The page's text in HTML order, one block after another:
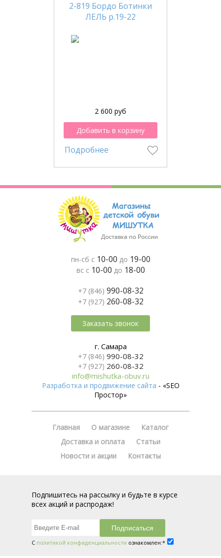
2-819 Бордо Ботинки
ЛЕЛЬ р.19-22
2 600 руб
Добавить в корзину
Подробнее
пн-сб с 10-00 до 19-00
вс с 10-00 до 18-00
+7 (846) 990-08-32
+7 (927) 260-08-32
Заказать звонок
г. Самара
+7 (846) 990-08-32
+7 (927) 260-08-32
info@mishutka-obuv.ru
Разработка и продвижение сайта - «SEO
Простор»
Главная О магазине
Каталог
Доставка и оплата
Статьи
Новости и акции
Контакты
Подпишитесь на рассылку и будьте в курсе
всех акций и распродаж!
С политикой конфиденциальности ознакомлен:*